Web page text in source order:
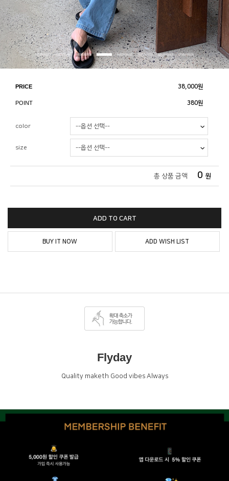
PRICE 38,000원
POINT 380원
color
size
총 상품 금액 0 원
ADD TO CART
BUY IT NOW ADD WISH LIST
Flyday
Quality maketh Good vibes Always